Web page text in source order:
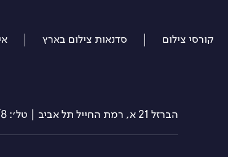
קורסי צילום סדנאות צילום בארץ
הברזל 21 א, רמת החייל תל אביב | טל׳: 03-5639057/8 | info@travelog.co.il